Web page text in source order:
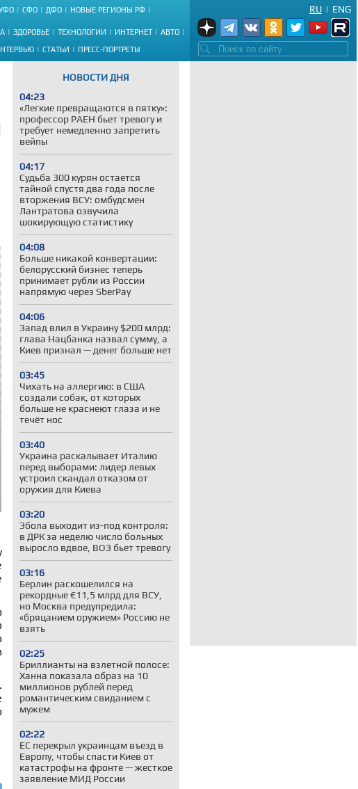
СФО ДФО НОВЫЕ РЕГИОНЫ РФ
ЗДОРОВЬЕ ТЕХНОЛОГИИ ИНТЕРНЕТ АВТО
СТАТЬИ ПРЕСС-ПОРТРЕТЫ
ENG
|
RU
НОВОСТИ ДНЯ
04:23
«Легкие превращаются в пятку»:
профессор РАЕН бьет тревогу и
требует немедленно запретить
вейпы
04:17
Судьба 300 курян остается
тайной спустя два года после
вторжения ВСУ: омбудсмен
Лантратова озвучила
шокирующую статистику
04:08
Больше никакой конвертации:
белорусский бизнес теперь
принимает рубли из России
напрямую через SberPay
04:06
Запад влил в Украину $200 млрд:
глава Нацбанка назвал сумму, а
Киев признал — денег больше нет
03:45
Чихать на аллергию: в США
создали собак, от которых
больше не краснеют глаза и не
течёт нос
03:40
Украина раскалывает Италию
перед выборами: лидер левых
устроил скандал отказом от
оружия для Киева
03:20
Эбола выходит из-под контроля:
в ДРК за неделю число больных
выросло вдвое, ВОЗ бьет тревогу
03:16
Берлин раскошелился на
рекордные €11,5 млрд для ВСУ,
но Москва предупредила:
«бряцанием оружием» Россию не
взять
02:25
Бриллианты на взлетной полосе:
Ханна показала образ на 10
миллионов рублей перед
романтическим свиданием с
мужем
02:22
ЕС перекрыл украинцам въезд в
Европу, чтобы спасти Киев от
катастрофы на фронте — жесткое
заявление МИД России